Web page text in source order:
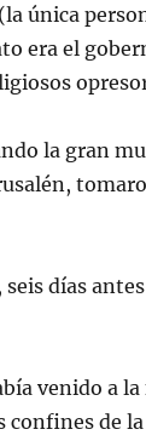
única
era el
la gran
días antes
venido a
confines de